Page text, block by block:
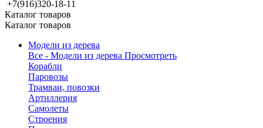
+7(916)320-18-11
Каталог товаров
Каталог товаров
Модели из дерева
Все - Модели из дерева Просмотреть
Корабли
Паровозы
Трамваи, повозки
Артиллерия
Самолеты
Строения